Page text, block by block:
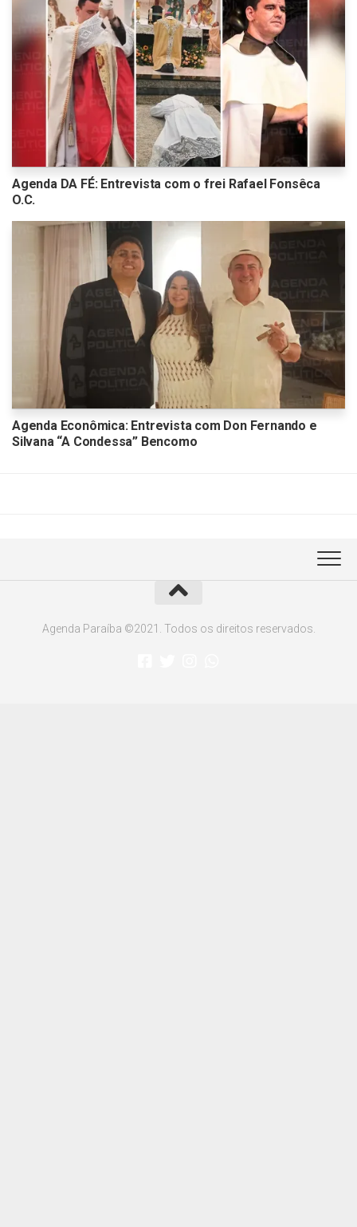
Agenda DA FÉ: Entrevista com o frei Rafael Fonsêca
O.C.
Agenda Econômica: Entrevista com Don Fernando e
Silvana “A Condessa” Bencomo
Agenda Paraíba ©2021. Todos os direitos reservados.